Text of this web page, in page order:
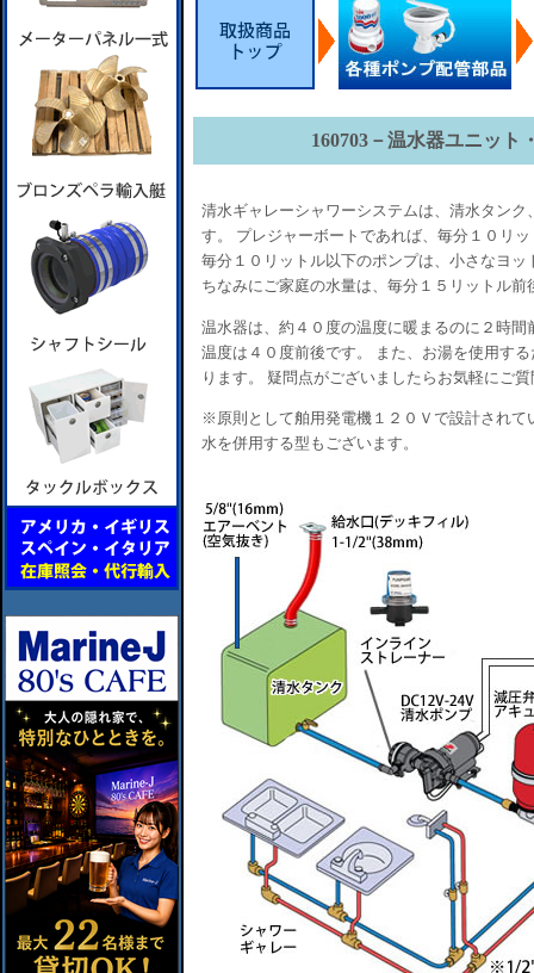
160703－温水器ユニット
清水ギャレーシャワーシステムは、清水タン
す。 プレジャーボートであれば、毎分１０リ
毎分１０リットル以下のポンプは、小さなヨ
ちなみにご家庭の水量は、毎分１５リットル前
温水器は、約４０度の温度に暖まるのに２時
温度は４０度前後です。 また、お湯を使用す
ります。 疑問点がございましたらお気軽にご
※原則として舶用発電機１２０Ｖで設計され
水を併用する型もございます。